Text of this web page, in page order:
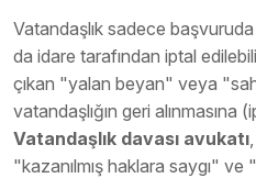
Vatandaşlık sadece
da idare tarafından iptal
çıkan "yalan beyan" veya
vatandaşlığın geri alınmasına
Vatandaşlık davası avukatı
"kazanılmış haklara saygı"